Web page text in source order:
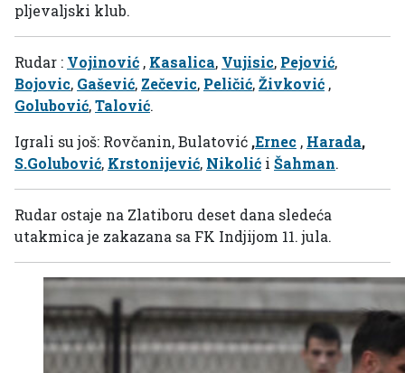
pljevaljski klub.
Rudar : Vojinović , Kasalica, Vujisic, Pejović,
Bojovic, Gašević, Zečevic, Peličić,Živković ,
Golubović,Talović.
Igrali su još: Rovčanin, Bulatović ,Ernec , Harada,
S.Golubović, Krstonijević, Nikolić i Šahman.
Rudar ostaje na Zlatiboru deset dana sledeća
utakmica je zakazana sa FK Indjijom 11. jula.